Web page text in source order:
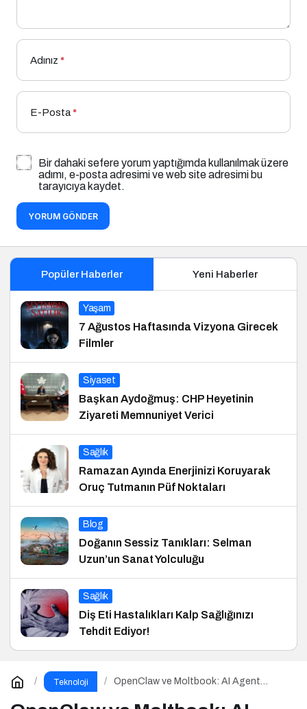
Adınız *
E-Posta*
Bir dahaki sefere yorum yaptığımda kullanılmak üzere
adımı, e-posta adresimi ve web site adresimi bu
tarayıcıya kaydet.
YORUM GÖNDER
Popüler Haberler Yeni Haberler
Yaşam
7 Ağustos Haftasında Vizyona Girecek
Filmler
Siyaset
Başkan Aydoğmuş: CHP Heyetinin
Ziyareti Memnuniyet Verici
Sağlık
Ramazan Ayında Enerjinizi Koruyarak
Oruç Tutmanın Püf Noktaları
Blog
Doğanın Sessiz Tanıkları: Selman
Uzun’un Sanat Yolculuğu
Sağlık
Diş Eti Hastalıkları Kalp Sağlığınızı
Tehdit Ediyor!
Teknoloji
OpenClaw ve Moltbook: AI Agent